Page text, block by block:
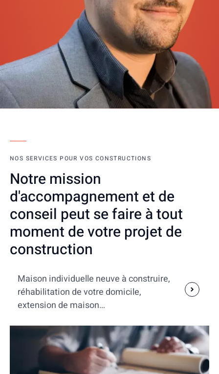
NOS SERVICES POUR VOS CONSTRUCTIONS
Notre mission
d'accompagnement et de
conseil peut se faire à tout
moment de votre projet de
construction
Maison individuelle neuve à construire,
réhabilitation de votre domicile,
extension de maison…